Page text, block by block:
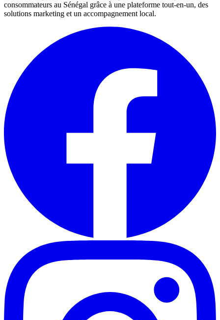
consommateurs au Sénégal grâce à une plateforme tout-en-un, des
solutions marketing et un accompagnement local.